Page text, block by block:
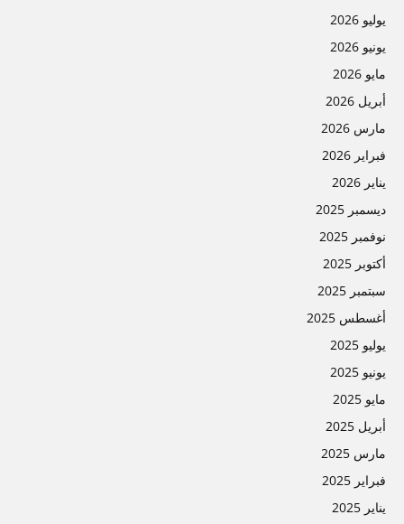
يوليو 2026
يونيو 2026
مايو 2026
أبريل 2026
مارس 2026
فبراير 2026
يناير 2026
ديسمبر 2025
نوفمبر 2025
أكتوبر 2025
سبتمبر 2025
أغسطس 2025
يوليو 2025
يونيو 2025
مايو 2025
أبريل 2025
مارس 2025
فبراير 2025
يناير 2025